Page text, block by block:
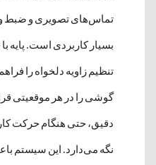
تماس‌های تصویری و ضبط
تنظیم زاویه دلخواه را
گوشی را در هر موقعیتی
دقیق، حتی هنگام حرکت
نگه می‌دارد. این سیستم